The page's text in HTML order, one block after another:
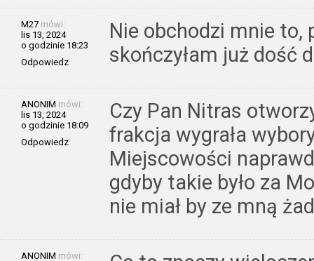
M27 mówi:
lis 13, 2024
o godzinie 18:23
Odpowiedz
Nie obchodzi mnie to,
skończyłam już dość
ANONIM mówi:
lis 13, 2024
o godzinie 18:09
Odpowiedz
Czy Pan Nitras
frakcja wygrała
Miejscowości
gdyby takie było za
nie miał by ze mną
ANONIM mówi: